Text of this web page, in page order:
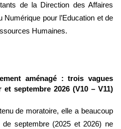
de la Direction des Affaires
pour l’Education et de
Humaines.
aménagé : trois vagues
septembre 2026 (V10 – V11)
de moratoire, elle a beaucoup
septembre (2025 et 2026) ne